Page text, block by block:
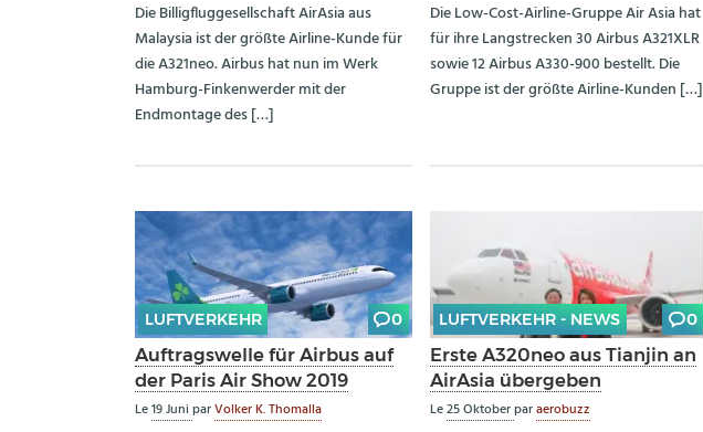
Die Billigfluggesellschaft AirAsia aus
Malaysia ist der größte Airline-Kunde für
die A321neo. Airbus hat nun im Werk
Hamburg-Finkenwerder mit der
Endmontage des […]
Die Low-Cost-Airline-Gruppe Air Asia hat
für ihre Langstrecken 30 Airbus A321XLR
sowie 12 Airbus A330-900 bestellt. Die
Gruppe ist der größte Airline-Kunden […]
LUFTVERKEHR 0
Auftragswelle für Airbus auf
der Paris Air Show 2019
Le19 Juni parVolker K. Thomalla
LUFTVERKEHR - NEWS 0
Erste A320neo aus Tianjin an
AirAsia übergeben
Le25 Oktoberparaerobuzz